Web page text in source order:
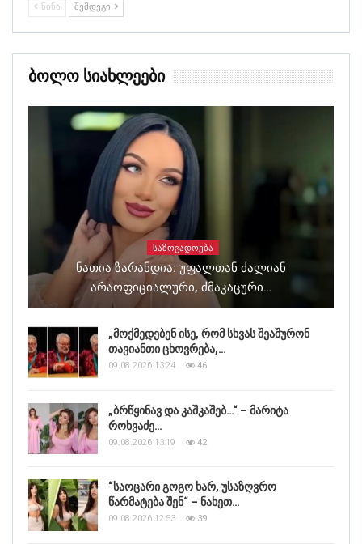
ᲬᲘᲜᲐ ᲨᲔᲛᲓᲔᲒᲘ
Ბოლო Სიახლეები
ᲡᲐᲖᲝᲒᲐᲓᲝᲔᲑᲐ
Ნათია Ზარანდია: Უფალთან Ძალიან
Არაოფიციალური, Ძმაკაცური…
„მოქმედებენ ისე, რომ სხვას შეაშურონ
თავიანთი ცხოვრება,…
09.08.2026 13:24 46
„ბრწყინავ და კაშკაშებ…“ – მარიტა
როხვაძე…
09.08.2026 13:19 42
“საოცარი გოგო ხარ, უსაზღვრო
წარმატება შენ“ – ნახეთ…
09.08.2026 12:53 39